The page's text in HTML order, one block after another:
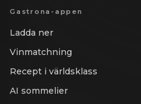
Gastrona-appen
Ladda ner
Vinmatchning
Recept i världsklass
AI sommelier